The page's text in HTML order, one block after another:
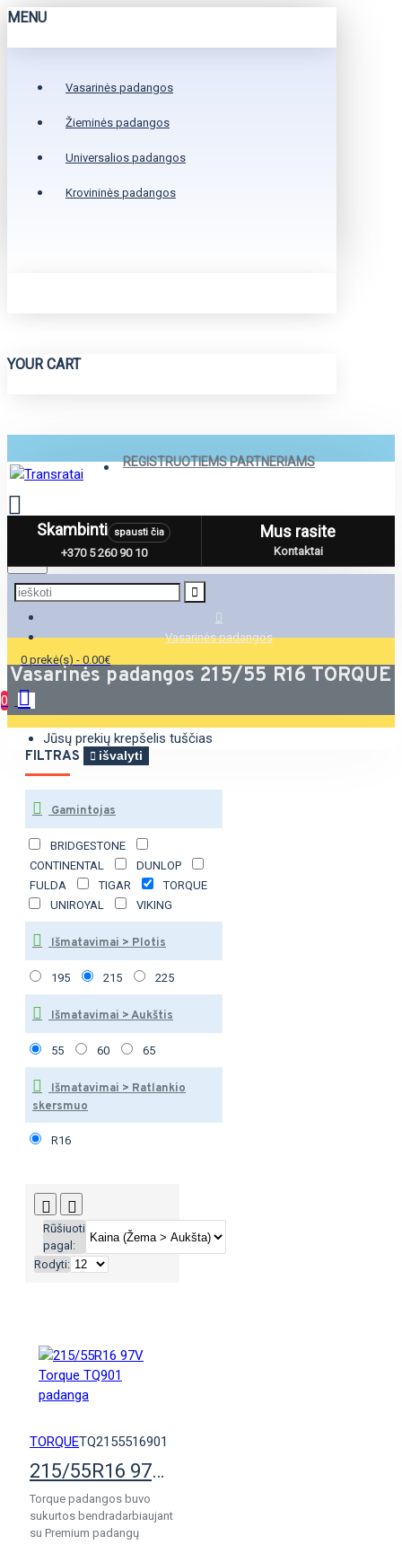
MENU
Vasarinės padangos
Žieminės padangos
Universalios padangos
Krovininės padangos
YOUR CART
REGISTRUOTIEMS PARTNERIAMS
Menu
0 prekė(s) - 0.00€
0
Jūsų prekių krepšelis tuščias
Skambinti spausti čia
+370 5 260 90 10
Mus rasite
Kontaktai
Vasarinės padangos
Vasarinės padangos 215/55 R16 TORQUE
FILTRAS išvalyti
Gamintojas
BRIDGESTONE
CONTINENTAL
DUNLOP
FULDA
TIGAR
TORQUE
UNIROYAL
VIKING
Išmatavimai > Plotis
195 215 225
Išmatavimai > Aukštis
55 60 65
Išmatavimai > Ratlankio
skersmuo
R16
Rūšiuoti
pagal:
Rodyti:
TORQUETQ2155516901
215/55R16 97V Torque TQ901 padanga
Torque padangos buvo
sukurtos bendradarbiaujant
su Premium padangų